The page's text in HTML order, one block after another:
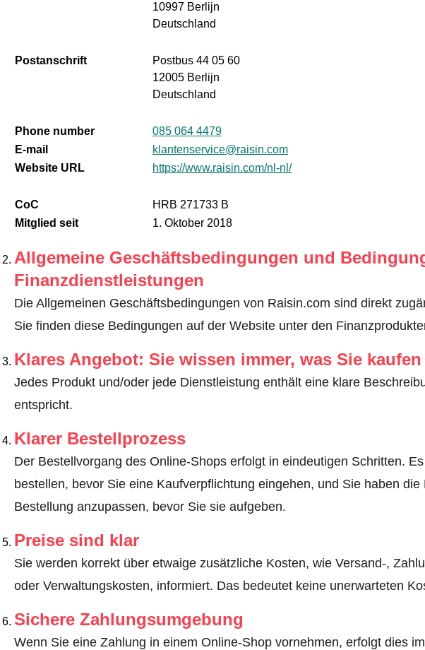
10997 Berlijn
Deutschland
Postanschrift
Postbus 44 05 60
12005 Berlijn
Deutschland
Phone number
085 064 4479
E-mail
klantenservice@raisin.com
Website URL
https://www.raisin.com/nl-nl/
CoC
HRB 271733 B
Mitglied seit
1. Oktober 2018
Allgemeine Geschäftsbedingungen und
Finanzdienstleistungen
Die Allgemeinen Geschäftsbedingungen von Raisin.com sind direkt
Sie finden diese Bedingungen auf der Website unter den
Klares Angebot: Sie wissen immer, was Sie kaufen
Jedes Produkt und/oder jede Dienstleistung enthält eine klare
entspricht.
Klarer Bestellprozess
Der Bestellvorgang des Online-Shops erfolgt in eindeutigen Schritten.
bestellen, bevor Sie eine Kaufverpflichtung eingehen, und Sie haben die
Bestellung anzupassen, bevor Sie sie aufgeben.
Preise sind klar
Sie werden korrekt über etwaige zusätzliche Kosten, wie Versand-,
oder Verwaltungskosten, informiert. Das bedeutet keine unerwarteten
Sichere Zahlungsumgebung
Wenn Sie eine Zahlung in einem Online-Shop vornehmen, erfolgt dies